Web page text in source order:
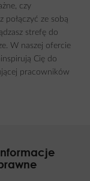
czy
połączyć ze sobą
strefę do
W naszej ofercie
Cię do
pracowników